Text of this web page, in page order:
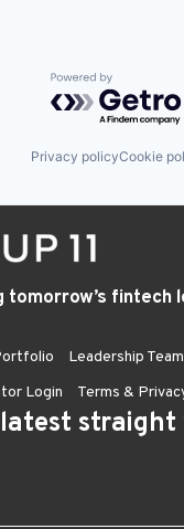
Powered by
Privacy policyCookie
tomorrow’s fintech
Leadership Team
Login Terms &